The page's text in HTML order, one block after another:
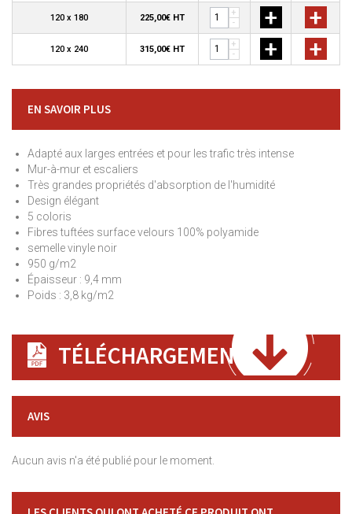
120 x 180 225,00€ HT
+
-
+ +
120 x 240 315,00€ HT
+
-
+ +
EN SAVOIR PLUS
Adapté aux larges entrées et pour les trafic très intense
Mur-à-mur et escaliers
Très grandes propriétés d'absorption de l'humidité
Design élégant
5 coloris
Fibres tuftées surface velours 100% polyamide
semelle vinyle noir
950 g/m2
Épaisseur : 9,4 mm
Poids : 3,8 kg/m2
TÉLÉCHARGEMENT
AVIS
Aucun avis n'a été publié pour le moment.